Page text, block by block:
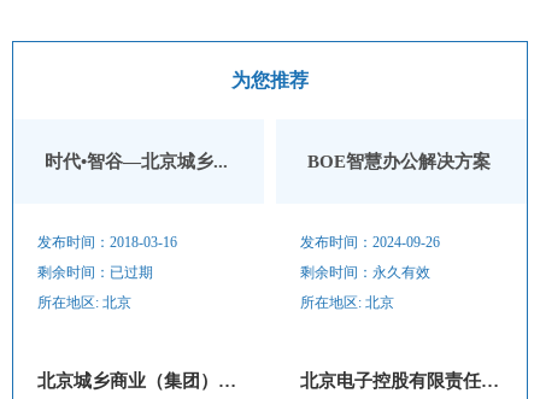
为您推荐
时代•智谷—北京城乡...
发布时间：2018-03-16
剩余时间：已过期
所在地区: 北京
北京城乡商业（集团）股份...
BOE智慧办公解决方案
发布时间：2024-09-26
剩余时间：永久有效
所在地区: 北京
北京电子控股有限责任公司